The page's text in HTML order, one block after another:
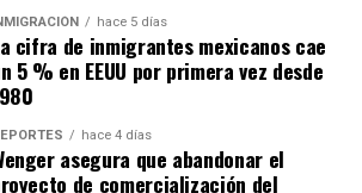
hace 5 días
cifra de inmigrantes mexicanos cae
5 % en EEUU por primera vez desde
hace 4 días
asegura que abandonar el
de comercialización del